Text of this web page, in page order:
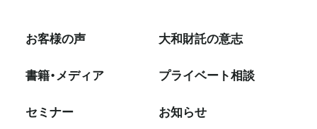
お客様の声
書籍・メディア
セミナー
大和財託の意志
プライベート相談
お知らせ